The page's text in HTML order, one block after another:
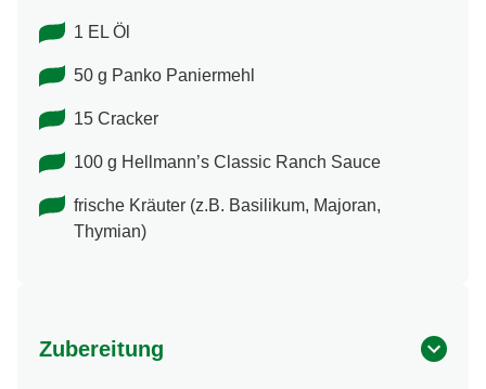
1 EL Öl
50 g Panko Paniermehl
15 Cracker
100 g Hellmann’s Classic Ranch Sauce
frische Kräuter (z.B. Basilikum, Majoran,
Thymian)
Zubereitung